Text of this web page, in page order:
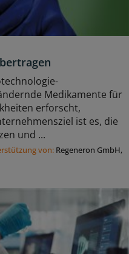
Medikamente für
erforscht,
ist es, die
und ...
von: Regeneron GmbH,